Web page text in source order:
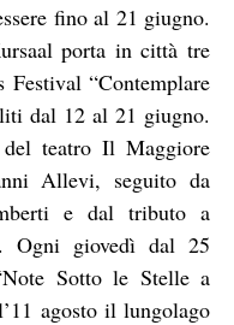
fino al 21 giugno.
porta in città tre
“Contemplare
dal 12 al 21 giugno.
teatro Il Maggiore
Allevi, seguito da
e dal tributo a
Ogni giovedì dal 25
Sotto le Stelle a
agosto il lungolago